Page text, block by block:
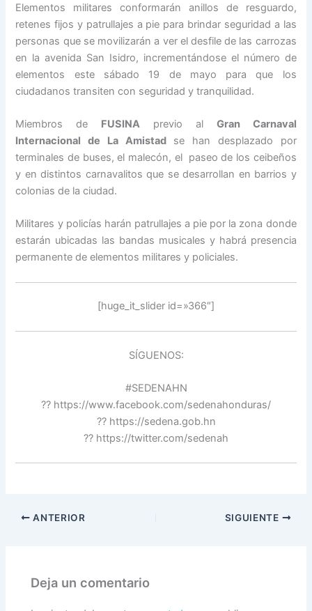
Elementos militares conformarán anillos de resguardo,
retenes fijos y patrullajes a pie para brindar seguridad a las
personas que se movilizarán a ver el desfile de las carrozas
en la avenida San Isidro, incrementándose el número de
elementos este sábado 19 de mayo para que los
ciudadanos transiten con seguridad y tranquilidad.
Miembros de FUSINA previo al Gran Carnaval
Internacional de La Amistadse han desplazado por
terminales de buses, el malecón, el paseo de los ceibeños
y en distintos carnavalitos que se desarrollan en barrios y
colonias de la ciudad.
Militares y policías harán patrullajes a pie por la zona donde
estarán ubicadas las bandas musicales y habrá presencia
permanente de elementos militares y policiales.
[huge_it_slider id=»366″]
SÍGUENOS:
#SEDENAHN
?? https://www.facebook.com/sedenahonduras/
?? https://sedena.gob.hn
?? https://twitter.com/sedenah
ANTERIOR SIGUIENTE
Deja un comentario